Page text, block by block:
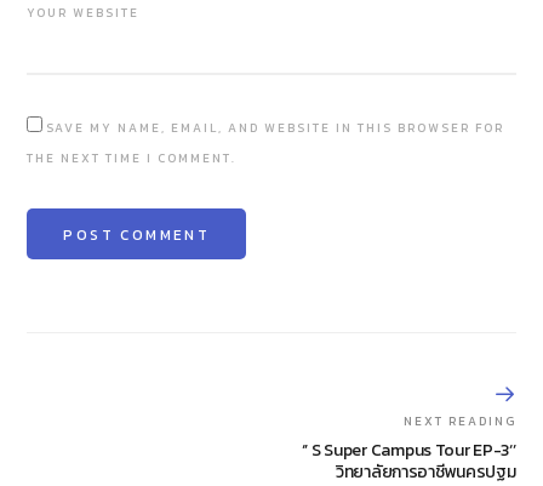
YOUR WEBSITE
SAVE MY NAME, EMAIL, AND WEBSITE IN THIS BROWSER FOR
THE NEXT TIME I COMMENT.
NEXT READING
‘’ S Super Campus Tour EP-3‘’
วิทยาลัยการอาชีพนครปฐม